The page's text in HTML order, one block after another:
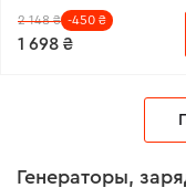
2 148 ₴ -450 ₴
1 698 ₴
Генераторы,